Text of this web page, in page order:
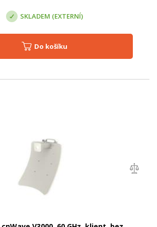
SKLADEM (EXTERNÍ)
Do košíku